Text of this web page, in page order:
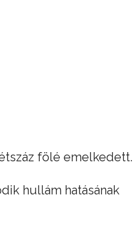
fölé emelkedett.
hullám hatásának